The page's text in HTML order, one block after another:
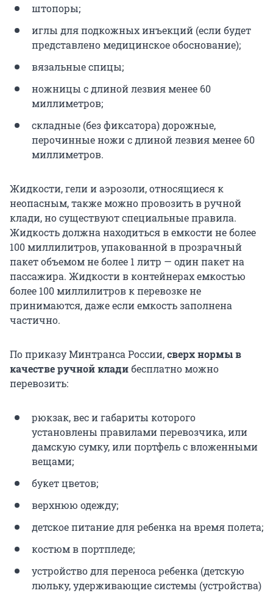
штопоры;
иглы для подкожных инъекций (если будет
представлено медицинское обоснование);
вязальные спицы;
ножницы с длиной лезвия менее 60
миллиметров;
складные (без фиксатора) дорожные,
перочинные ножи с длиной лезвия менее 60
миллиметров.
Жидкости, гели и аэрозоли, относящиеся к
неопасным, также можно провозить в ручной
клади, но существуют специальные правила.
Жидкость должна находиться в емкости не более
100 миллилитров, упакованной в прозрачный
пакет объемом не более 1 литр — один пакет на
пассажира. Жидкости в контейнерах емкостью
более 100 миллилитров к перевозке не
принимаются, даже если емкость заполнена
частично.
По приказу Минтранса России,сверх нормы в
качестве ручной кладибесплатно можно
перевозить:
рюкзак, вес и габариты которого
установлены правилами перевозчика, или
дамскую сумку, или портфель с вложенными
вещами;
букет цветов;
верхнюю одежду;
детское питание для ребенка на время полета;
костюм в портпледе;
устройство для переноса ребенка (детскую
люльку, удерживающие системы (устройства)